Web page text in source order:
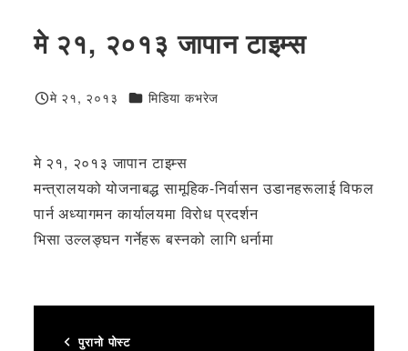
मे २१, २०१३ जापान टाइम्स
प्रकाशित
मे २१, २०१३ जन्मदिनको शुभकामना
मिडिया कभरेज
मे २१, २०१३ जापान टाइम्स
मन्त्रालयको योजनाबद्ध सामूहिक-निर्वासन उडानहरूलाई विफल
पार्न अध्यागमन कार्यालयमा विरोध प्रदर्शन
भिसा उल्लङ्घन गर्नेहरू बस्नको लागि धर्नामा
पुरानो पोस्ट